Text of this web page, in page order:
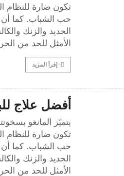
تكون ضارة للنظام
حب الشباب. كما أن
الحديد والزنك
الأمثل للحد من
إقرأ المزيد
أفضل علاج
يتميّز المانغو
تكون ضارة للنظام
حب الشباب. كما أن
الحديد والزنك
الأمثل للحد من